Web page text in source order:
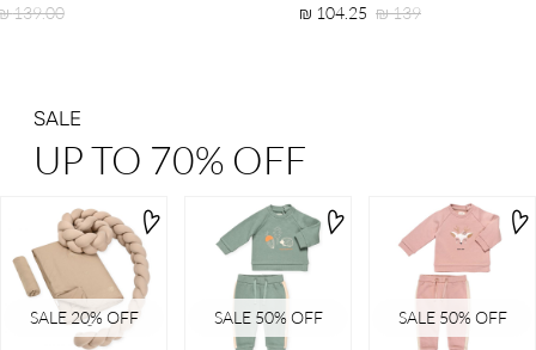
מחיר
104.25 ₪
מחיר
139 ₪
מחיר
139.00 ₪
SALE
UP TO 70% OFF
SALE 20ֵ% OFF SALE 50% OFF SALE 50% OFF